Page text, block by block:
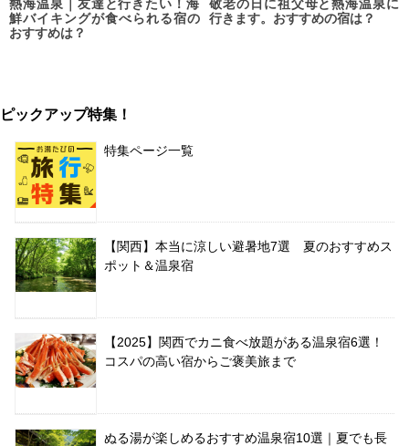
熱海温泉｜友達と行きたい！海
鮮バイキングが食べられる宿の
おすすめは？
敬老の日に祖父母と熱海温泉に
行きます。おすすめの宿は？
ピックアップ特集！
特集ページ一覧
【関西】本当に涼しい避暑地7選 夏のおすすめス
ポット＆温泉宿
【2025】関西でカニ食べ放題がある温泉宿6選！
コスパの高い宿からご褒美旅まで
ぬる湯が楽しめるおすすめ温泉宿10選｜夏でも長